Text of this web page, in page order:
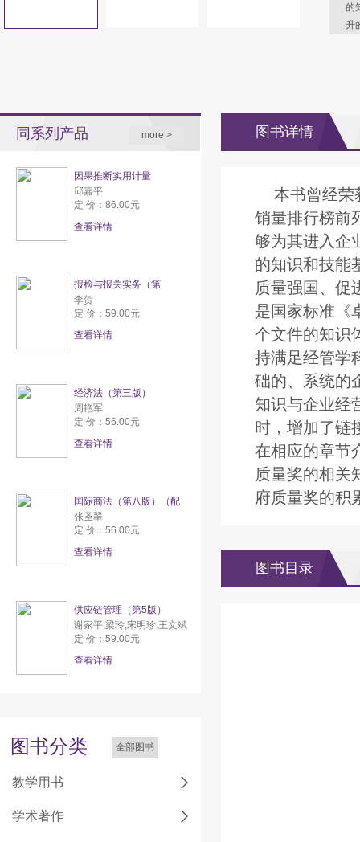
的
升
同系列产品 more >
因果推断实用计量
邱嘉平
定 价：86.00元
查看详情
报检与报关实务（第
李贺
定 价：59.00元
查看详情
经济法（第三版）
周艳军
定 价：56.00元
查看详情
国际商法（第八版）（配
张圣翠
定 价：56.00元
查看详情
供应链管理（第5版）
谢家平,梁玲,宋明珍,王文斌
定 价：59.00元
查看详情
图书分类 全部图书
教学用书
学术著作
图书详情
本书曾经荣
销量排行榜前
够为其进入企
的知识和技能
质量强国、促
是国家标准《
个文件的知识
持满足经管学
础的、系统的
知识与企业经
时，增加了链
在相应的章节
质量奖的相关
府质量奖的积
图书目录